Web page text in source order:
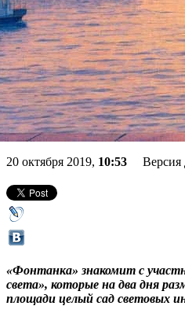
ребенком»:
на Дворцовой
света
20 октября 2019, 10:53 Версия
«Фонтанка» знакомит с
света», которые на два дня
площади целый сад световых